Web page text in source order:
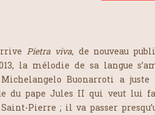
Pietra viva, de nouveau
la mélodie de sa langue
Michelangelo Buonarroti a
du pape Jules II qui veut lui
Pierre ; il va passer